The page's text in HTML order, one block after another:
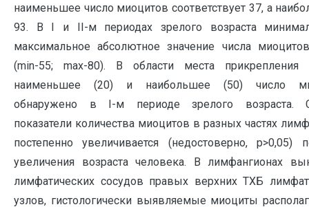
наименьшее число миоцитов соответствует 37, а
93. В I и II-м периодах зрелого возраста
максимальное абсолютное значение числа
(min-55; max-80). В области места прикрепления
наименьшее (20) и наибольшее (50) число
обнаружено в I-м периоде зрелого возраста.
показатели количества миоцитов в разных частях
постепенно увеличивается (недостоверно, р>0,05)
увеличения возраста человека. В лимфангионах
лимфатических сосудов правых верхних ТХБ
узлов, гистологически выявляемые миоциты